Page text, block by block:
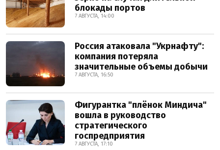
блокады портов
7 АВГУСТА, 14:00
Россия атаковала "Укрнафту":
компания потеряла
значительные объемы добычи
7 АВГУСТА, 16:50
Фигурантка "плёнок Миндича"
вошла в руководство
стратегического
госпредприятия
7 АВГУСТА, 17:10